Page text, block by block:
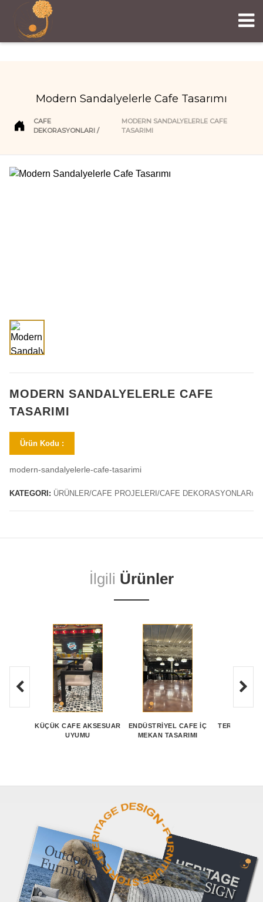
Modern Sandalyelerle Cafe Tasarımı
CAFE
DEKORASYONLARI
MODERN SANDALYELERLE CAFE
TASARIMI
MODERN SANDALYELERLE CAFE
TASARIMI
Ürün Kodu :
modern-sandalyelerle-cafe-tasarimi
KATEGORI: ÜRÜNLER/CAFE PROJELERI/CAFE DEKORASYONLARı
İlgili Ürünler
KÜÇÜK CAFE AKSESUAR
UYUMU
ENDÜSTRIYEL CAFE İÇ
MEKAN TASARIMI
TERAS